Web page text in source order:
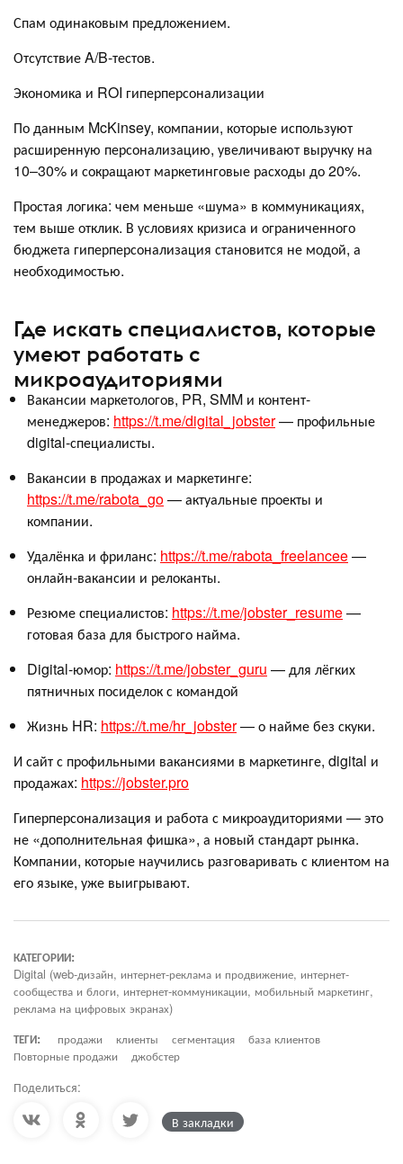
Спам одинаковым предложением.
Отсутствие A/B-тестов.
Экономика и ROI гиперперсонализации
По данным McKinsey, компании, которые используют
расширенную персонализацию, увеличивают выручку на
10–30% и сокращают маркетинговые расходы до 20%.
Простая логика: чем меньше «шума» в коммуникациях,
тем выше отклик. В условиях кризиса и ограниченного
бюджета гиперперсонализация становится не модой, а
необходимостью.
Где искать специалистов, которые
умеют работать с
микроаудиториями
Вакансии маркетологов, PR, SMM и контент-
менеджеров: https://t.me/digital_jobster— профильные
digital-специалисты.
Вакансии в продажах и маркетинге:
https://t.me/rabota_go— актуальные проекты и
компании.
Удалёнка и фриланс: https://t.me/rabota_freelancee—
онлайн-вакансии и релоканты.
Резюме специалистов: https://t.me/jobster_resume—
готовая база для быстрого найма.
Digital-юмор: https://t.me/jobster_guru — для лёгких
пятничных посиделок с командой
Жизнь HR: https://t.me/hr_jobster— о найме без скуки.
И сайт с профильными вакансиями в маркетинге, digital и
продажах: https://jobster.pro
Гиперперсонализация и работа с микроаудиториями — это
не «дополнительная фишка», а новый стандарт рынка.
Компании, которые научились разговаривать с клиентом на
его языке, уже выигрывают.
КАТЕГОРИИ:
Digital (web-дизайн, интернет-реклама и продвижение, интернет-
сообщества и блоги, интернет-коммуникации, мобильный маркетинг,
реклама на цифровых экранах)
ТЕГИ:
продажи клиенты сегментация
база клиентов
Повторные продажи
джобстер
Поделиться:
В закладки